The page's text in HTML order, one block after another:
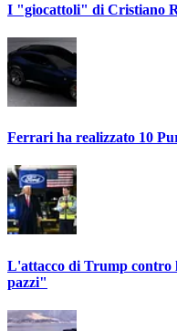
I "giocattoli" di Cristiano
Ferrari ha realizzato 10
L'attacco di Trump contro
pazzi"